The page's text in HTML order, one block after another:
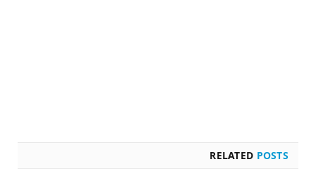
RELATED POSTS